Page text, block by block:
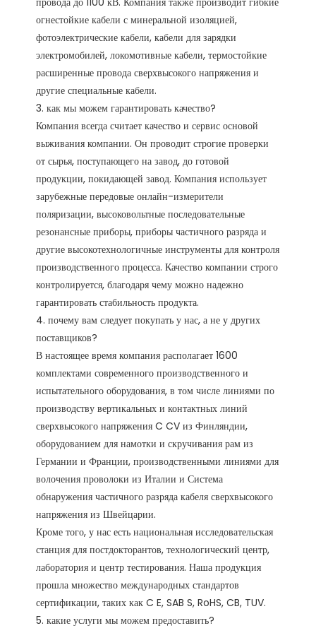
огнестойкие кабели с минеральной изоляцией,
фотоэлектрические кабели, кабели для зарядки
электромобилей, локомотивные кабели, термостойкие
расширенные провода сверхвысокого напряжения и
другие специальные кабели.
3. как мы можем гарантировать качество?
Компания всегда считает качество и сервис основой
выживания компании. Он проводит строгие проверки
от сырья, поступающего на завод, до готовой
продукции, покидающей завод. Компания использует
зарубежные передовые онлайн-измерители
поляризации, высоковольтные последовательные
резонансные приборы, приборы частичного разряда и
другие высокотехнологичные инструменты для контроля
производственного процесса. Качество компании строго
контролируется, благодаря чему можно надежно
гарантировать стабильность продукта.
4. почему вам следует покупать у нас, а не у других
поставщиков?
В настоящее время компания располагает 1600
комплектами современного производственного и
испытательного оборудования, в том числе линиями по
производству вертикальных и контактных линий
сверхвысокого напряжения C CV из Финляндии,
оборудованием для намотки и скручивания рам из
Германии и Франции, производственными линиями для
волочения проволоки из Италии и Система
обнаружения частичного разряда кабеля сверхвысокого
напряжения из Швейцарии.
Кроме того, у нас есть национальная исследовательская
станция для постдокторантов, технологический центр,
лаборатория и центр тестирования. Наша продукция
прошла множество международных стандартов
сертификации, таких как C E, SAB S, RoHS, CB, TUV.
5. какие услуги мы можем предоставить?